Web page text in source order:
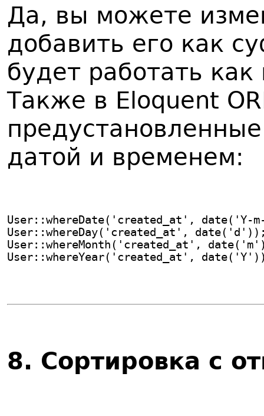
Да, вы можете
добавить его как
будет работать
Также в Eloquent
датой и временем:
User::whereDate('created_at', date('Y-
User::whereDay('created_at',
User::whereMonth('created_at',
User::whereYear('created_at',
8. Сортировка с